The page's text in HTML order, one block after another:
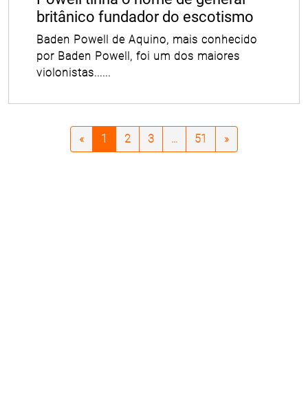
britânico fundador do escotismo
Baden Powell de Aquino, mais conhecido
por Baden Powell, foi um dos maiores
violonistas......
« 1 2 3 ... 51 »